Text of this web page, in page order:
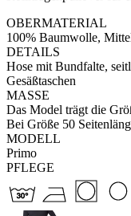
OBERMATERIAL
100% Baumwolle,
DETAILS
Hose mit Bundfalte,
Gesäßtaschen
MASSE
Das Model trägt die
Bei Größe 50
MODELL
Primo
PFLEGE